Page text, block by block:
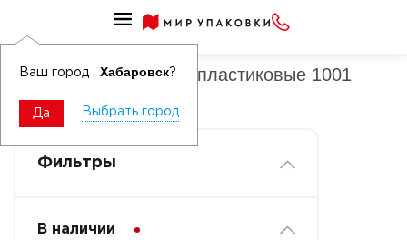
Ваш город Хабаровск?
Да Выбрать город
Контейнеры-ракушки пластиковые для холодных продуктов
Контейнеры-ракушки пластиковые 1001
Фильтры
В наличии